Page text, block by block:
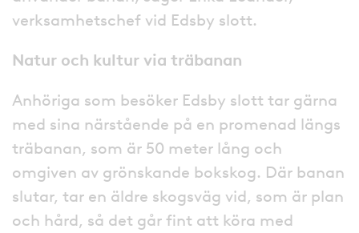
verksamhetschef vid Edsby slott.
Natur och kultur via träbanan
Anhöriga som besöker Edsby slott tar gärna
med sina närstående på en promenad längs
träbanan, som är 50 meter lång och
omgiven av grönskande bokskog. Där banan
slutar, tar en äldre skogsväg vid, som är plan
och hård, så det går fint att köra med